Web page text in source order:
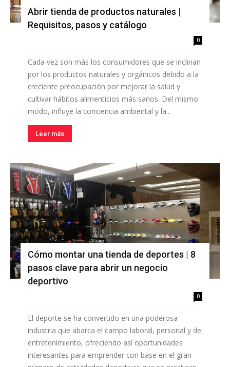
Abrir tienda de productos naturales |
Requisitos, pasos y catálogo
0
Cada vez son más los consumidores que se inclinan
por los productos naturales y orgánicos debido a la
creciente preocupación por mejorar la salud y
cultivar hábitos alimenticios más sanos. Del mismo
modo, influye la conciencia ambiental y la...
Leer más
Cómo montar una tienda de deportes | 8
pasos clave para abrir un negocio
deportivo
0
El deporte se ha convertido en una poderosa
industria que abarca el campo laboral, personal y de
entretenimiento, ofreciendo así oportunidades
interesantes para emprender con base en el gran